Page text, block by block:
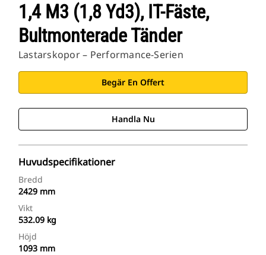
1,4 M3 (1,8 Yd3), IT-Fäste,
Bultmonterade Tänder
Lastarskopor – Performance-Serien
Begär En Offert
Handla Nu
Huvudspecifikationer
Bredd
2429 mm
Vikt
532.09 kg
Höjd
1093 mm